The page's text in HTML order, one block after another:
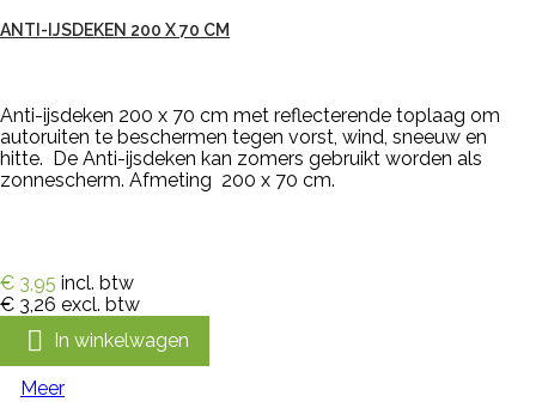
ANTI-IJSDEKEN 200 X 70 CM
Anti-ijsdeken 200 x 70 cm met reflecterende toplaag om
autoruiten te beschermen tegen vorst, wind, sneeuw en
hitte. De Anti-ijsdeken kan zomers gebruikt worden als
zonnescherm. Afmeting 200 x 70 cm.
€ 3,95 incl. btw
€ 3,26 excl. btw
 In winkelwagen
Meer